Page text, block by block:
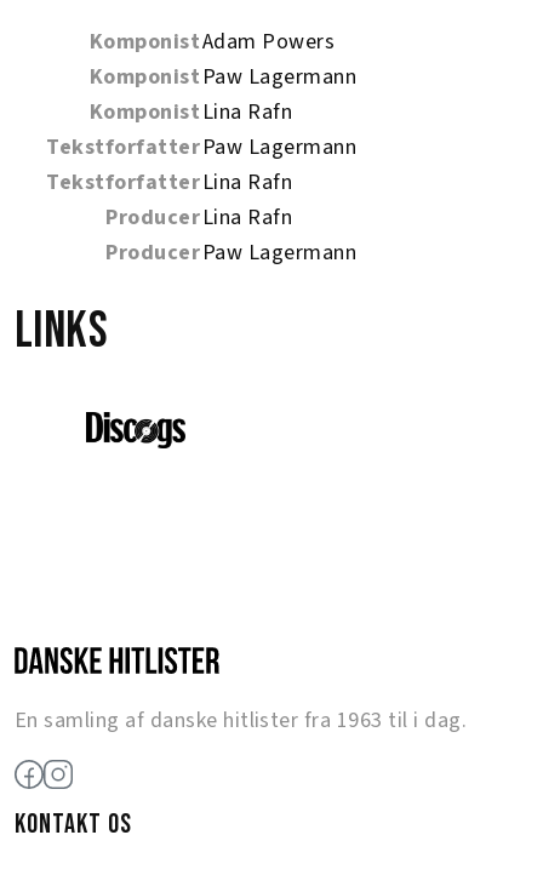
KomponistAdam Powers
Komponist Paw Lagermann
Komponist Lina Rafn
TekstforfatterPaw Lagermann
TekstforfatterLina Rafn
ProducerLina Rafn
ProducerPaw Lagermann
Links
En samling af danske hitlister fra 1963 til i dag.
KONTAKT OS